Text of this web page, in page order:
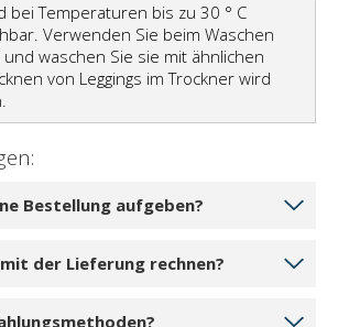
bei Temperaturen bis zu 30 ° C
Verwenden Sie beim Waschen
waschen Sie sie mit ähnlichen
von Leggings im Trockner wird
Bestellung aufgeben?
Menge der Produkte aus, die Sie
indem Sie auf 1 Stück, 2 Stück
der Lieferung rechnen?
Produkt in unserem Lager